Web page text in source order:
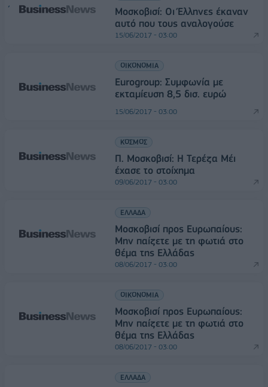
Μοσκοβισί: Οι Έλληνες έκαναν
αυτό που τους αναλογούσε
15/06/2017 - 03:00
ΟΙΚΟΝΟΜΙΑ
Εurogroup: Συμφωνία με
εκταμίευση 8,5 δισ. ευρώ
15/06/2017 - 03:00
ΚΟΣΜΟΣ
Π. Μοσκοβισί: Η Τερέζα Μέι
έχασε το στοίχημα
09/06/2017 - 03:00
ΕΛΛΑΔΑ
Μοσκοβισί προς Ευρωπαίους:
Μην παίζετε με τη φωτιά στο
θέμα της Ελλάδας
08/06/2017 - 03:00
ΟΙΚΟΝΟΜΙΑ
Μοσκοβισί προς Ευρωπαίους:
Μην παίζετε με τη φωτιά στο
θέμα της Ελλάδας
08/06/2017 - 03:00
ΕΛΛΑΔΑ